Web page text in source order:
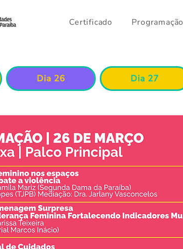
Certificado Programação
Dia 26 Dia 27